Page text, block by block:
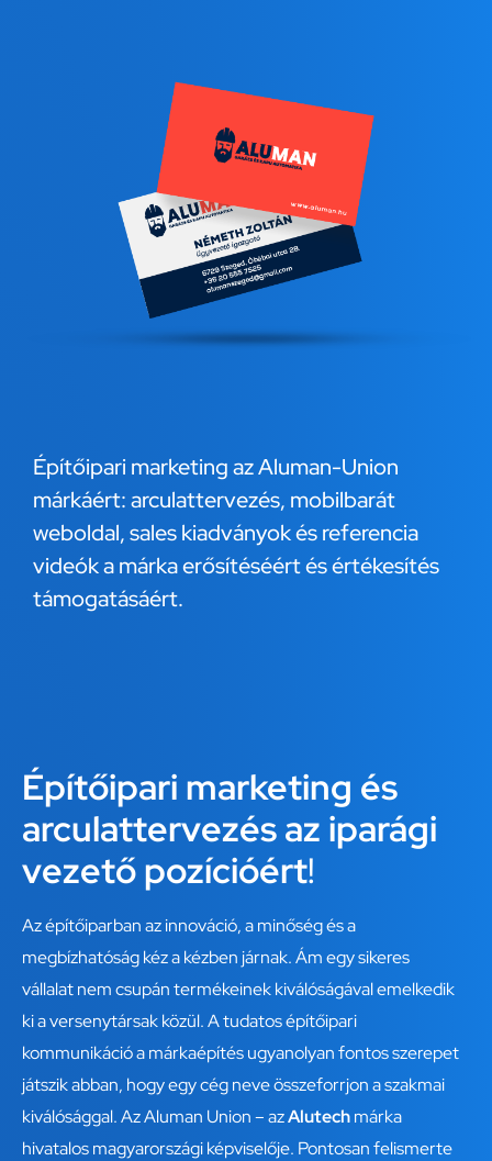
Építőipari marketing az Aluman-Union
márkáért: arculattervezés, mobilbarát
weboldal, sales kiadványok és referencia
videók a márka erősítéséért és értékesítés
támogatásáért.
Építőipari marketing és
arculattervezés az iparági
vezető pozícióért!
Az építőiparban az innováció, a minőség és a
megbízhatóság kéz a kézben járnak. Ám egy sikeres
vállalat nem csupán termékeinek kiválóságával emelkedik
ki a versenytársak közül. A tudatos építőipari
kommunikáció a márkaépítés ugyanolyan fontos szerepet
játszik abban, hogy egy cég neve összeforrjon a szakmai
kiválósággal. Az Aluman Union – azAlutechmárka
hivatalos magyarországi képviselője. Pontosan felismerte